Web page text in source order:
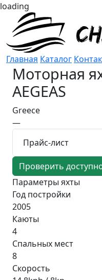
loading
Главная Каталог
Моторная
AEGEAS
Greece
—
Прайс-лист
Проверить
Параметры яхты
Год постройки
2005
Каюты
4
Спальных мест
8
Скорость